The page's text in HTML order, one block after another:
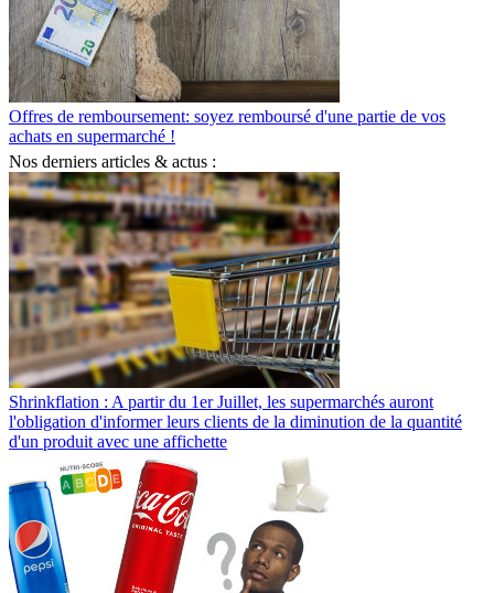
Offres de remboursement: soyez remboursé d'une partie de vos
achats en supermarché !
Nos derniers articles & actus :
Shrinkflation : A partir du 1er Juillet, les supermarchés auront
l'obligation d'informer leurs clients de la diminution de la quantité
d'un produit avec une affichette